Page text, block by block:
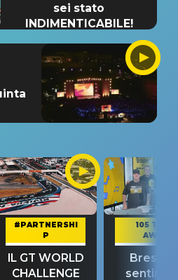
sei stato
INDIMENTICABILE!
#PARTNERSHI
P
IL GT WORLD
CHALLENGE
105 TAKE
AWAY
Bresh: